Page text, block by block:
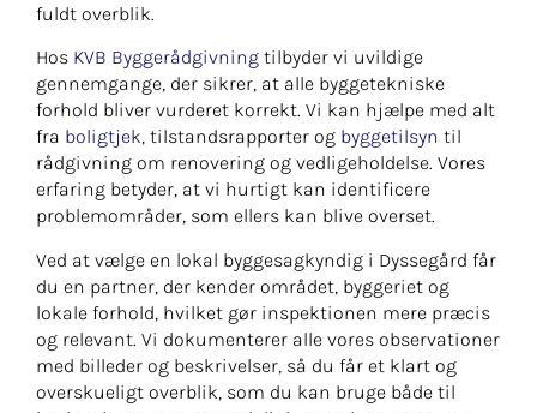
fuldt overblik.
Hos KVB Byggerådgivning tilbyder vi uvildige
gennemgange, der sikrer, at alle byggetekniske
forhold bliver vurderet korrekt. Vi kan hjælpe med alt
fra boligtjek, tilstandsrapporter og byggetilsyn til
rådgivning om renovering og vedligeholdelse. Vores
erfaring betyder, at vi hurtigt kan identificere
problemområder, som ellers kan blive overset.
Ved at vælge en lokal byggesagkyndig i Dyssegård får
du en partner, der kender området, byggeriet og
lokale forhold, hvilket gør inspektionen mere præcis
og relevant. Vi dokumenterer alle vores observationer
med billeder og beskrivelser, så du får et klart og
overskueligt overblik, som du kan bruge både til